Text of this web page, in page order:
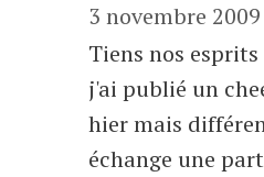
3 novembre
Tiens nos
j'ai publié un
hier mais
échange une